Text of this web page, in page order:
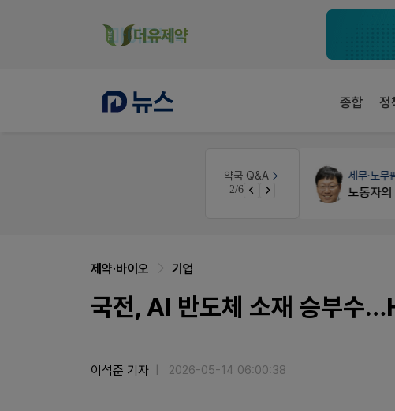
종합 정
약국 Q&A
3/6
미래 세무법인
경단녀요건중 근로스득원천징수액
세무·노무
제약·바이오 기업
국전, AI 반도체 소재 승부수
이석준 기자 2026-05-14 06:00:38